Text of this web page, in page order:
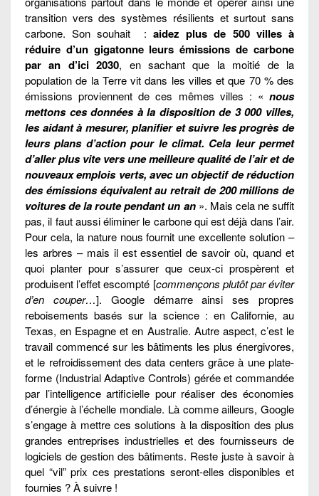
transition vers des systèmes résilients et surtout sans
carbone. Son souhait : aidez plus de 500 villes à
réduire d’un gigatonne leurs émissions de carbone
par an d’ici 2030, en sachant que la moitié de la
population de la Terre vit dans les villes et que 70 % des
émissions proviennent de ces mêmes villes : « nous
mettons ces données à la disposition de 3 000 villes,
les aidant à mesurer, planifier et suivre les progrès de
leurs plans d’action pour le climat. Cela leur permet
d’aller plus vite vers une meilleure qualité de l’air et de
nouveaux emplois verts, avec un objectif de réduction
des émissions équivalent au retrait de 200 millions de
voitures de la route pendant un an ». Mais cela ne suffit
pas, il faut aussi éliminer le carbone qui est déjà dans l’air.
Pour cela, la nature nous fournit une excellente solution –
les arbres – mais il est essentiel de savoir où, quand et
quoi planter pour s’assurer que ceux-ci prospèrent et
produisent l’effet escompté [commençons plutôt par éviter
d’en couper…]. Google démarre ainsi ses propres
reboisements basés sur la science : en Californie, au
Texas, en Espagne et en Australie. Autre aspect, c’est le
travail commencé sur les bâtiments les plus énergivores,
et le refroidissement des data centers grâce à une plate-
forme (Industrial Adaptive Controls) gérée et commandée
par l’intelligence artificielle pour réaliser des économies
d’énergie à l’échelle mondiale. Là comme ailleurs, Google
s’engage à mettre ces solutions à la disposition des plus
grandes entreprises industrielles et des fournisseurs de
logiciels de gestion des bâtiments. Reste juste à savoir à
quel “vil” prix ces prestations seront-elles disponibles et
fournies ? À suivre !